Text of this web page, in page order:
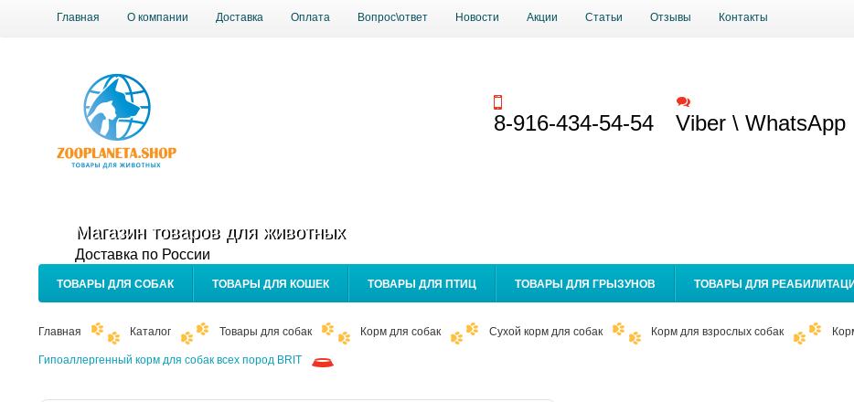
Главная О компании Доставка Оплата Вопрос\ответ Новости Акции Статьи Отзывы Контакты
Магазин товаров для животных
Доставка по России
8-916-434-54-54 Viber \ WhatsApp
ТОВАРЫ ДЛЯ СОБАК ТОВАРЫ ДЛЯ КОШЕК ТОВАРЫ ДЛЯ ПТИЦ ТОВАРЫ ДЛЯ ГРЫЗУНОВ ТОВАРЫ ДЛЯ
Главная Каталог Товары для собак Корм для собак Сухой корм для собак Корм для взрослых собак
Гипоаллергенный корм для собак всех пород BRIT